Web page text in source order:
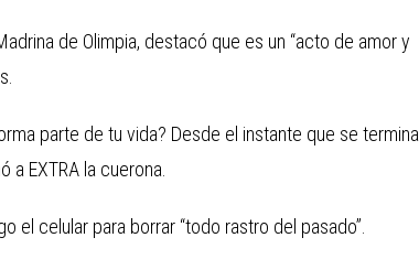
de Olimpia, destacó que es un “acto de amor y
parte de tu vida? Desde el instante que se termina
EXTRA la cuerona.
el celular para borrar “todo rastro del pasado”.